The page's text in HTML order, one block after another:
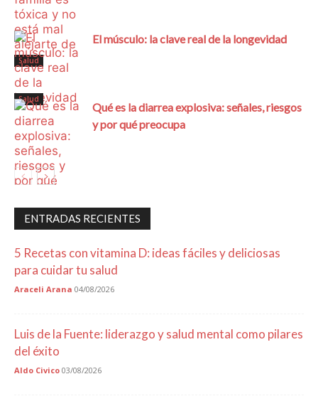
Salud
Salud
El músculo: la clave real de la longevidad
Qué es la diarrea explosiva: señales, riesgos
y por qué preocupa
ENTRADAS RECIENTES
5 Recetas con vitamina D: ideas fáciles y deliciosas
para cuidar tu salud
Araceli Arana 04/08/2026
Luis de la Fuente: liderazgo y salud mental como pilares
del éxito
Aldo Civico 03/08/2026